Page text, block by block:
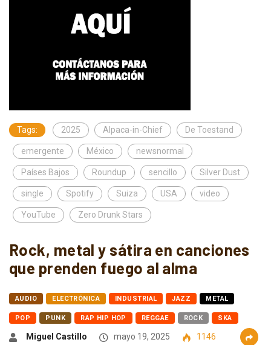
Tags: 2025 Alpaca-in-Chief De Toestand
emergente México newsnormal
Países Bajos Roundup sencillo Silver Dust
single Spotify Suiza USA video
YouTube Zero Drunk Stars
Rock, metal y sátira en canciones
que prenden fuego al alma
AUDIO ELECTRÓNICA INDUSTRIAL JAZZ METAL
POP PUNK RAP HIP HOP REGGAE ROCK SKA
Miguel Castillo mayo 19, 2025 1146